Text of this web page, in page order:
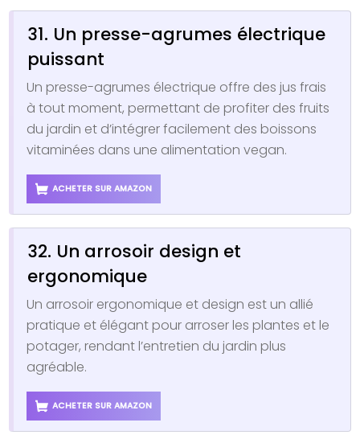
31. Un presse-agrumes électrique
puissant
Un presse-agrumes électrique offre des jus frais
à tout moment, permettant de profiter des fruits
du jardin et d’intégrer facilement des boissons
vitaminées dans une alimentation vegan.
ACHETER SUR AMAZON
32. Un arrosoir design et
ergonomique
Un arrosoir ergonomique et design est un allié
pratique et élégant pour arroser les plantes et le
potager, rendant l’entretien du jardin plus
agréable.
ACHETER SUR AMAZON